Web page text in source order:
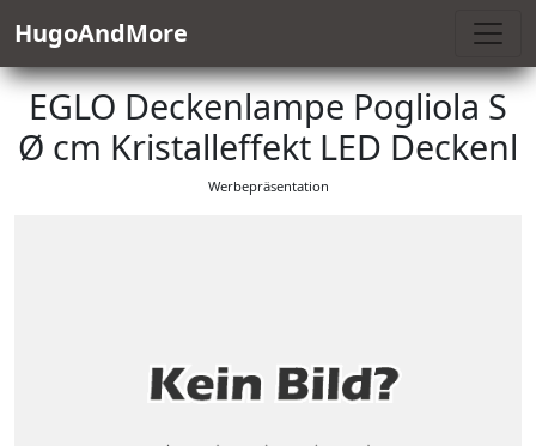
HugoAndMore
EGLO Deckenlampe Pogliola S
Ø cm Kristalleffekt LED Deckenl
Werbepräsentation